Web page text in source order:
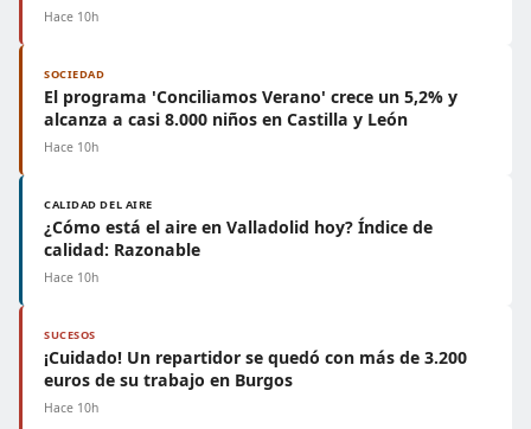
Hace 10h
SOCIEDAD
El programa 'Conciliamos Verano' crece un 5,2% y
alcanza a casi 8.000 niños en Castilla y León
Hace 10h
CALIDAD DEL AIRE
¿Cómo está el aire en Valladolid hoy? Índice de
calidad: Razonable
Hace 10h
SUCESOS
¡Cuidado! Un repartidor se quedó con más de 3.200
euros de su trabajo en Burgos
Hace 10h